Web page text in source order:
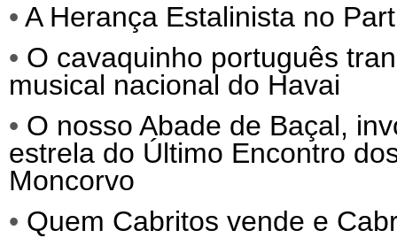
• A Herança Estalinista no
• O cavaquinho português
musical nacional do Havai
• O nosso Abade de Baçal,
estrela do Último Encontro
Moncorvo
• Quem Cabritos vende e